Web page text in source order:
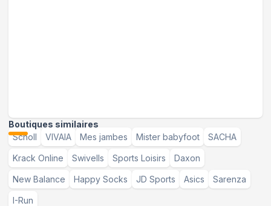
Boutiques similaires
Scholl
VIVAIA Mes jambes Mister babyfoot SACHA
Krack Online Swivells Sports Loisirs Daxon
New Balance Happy Socks JD Sports Asics Sarenza
I-Run